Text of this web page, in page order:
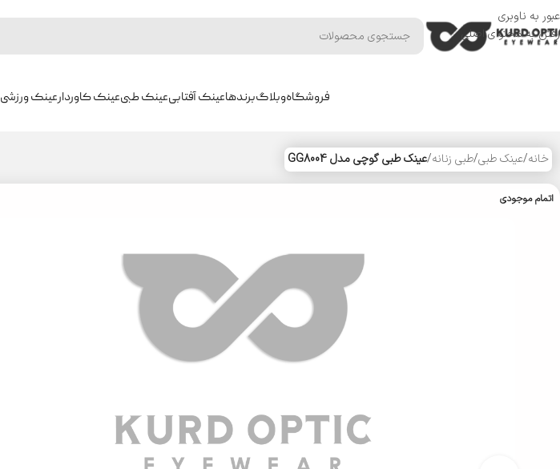
عبور به ناوبری
رفتن به محتوای اصلی
فروشگاهوبلاگبرندهاعینک آفتابیعینک طبیعینک کاوردارعینک ورزشی
خانه/عینک طبی/طبی زنانه/عینک طبی گوچی مدل GG8004
اتمام موجودی